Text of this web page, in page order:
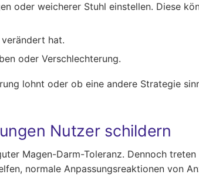
oder weicherer Stuhl einstellen. Diese
hat.
oder Verschlechterung.
lohnt oder ob eine andere Strategie
Nutzer schildern
Magen-Darm-Toleranz. Dennoch
normale Anpassungsreaktionen von